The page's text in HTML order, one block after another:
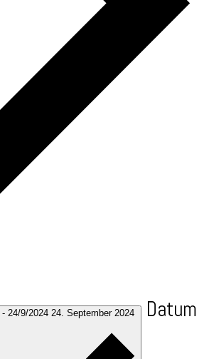
- 24/9/2024 24. September 2024 Datum